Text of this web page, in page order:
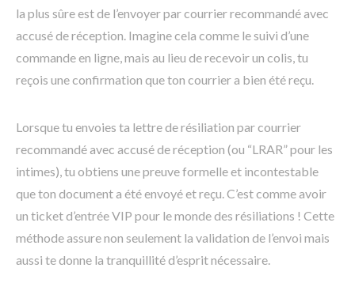
la plus sûre est de l’envoyer par courrier recommandé avec
accusé de réception. Imagine cela comme le suivi d’une
commande en ligne, mais au lieu de recevoir un colis, tu
reçois une confirmation que ton courrier a bien été reçu.
Lorsque tu envoies ta lettre de résiliation par courrier
recommandé avec accusé de réception (ou “LRAR” pour les
intimes), tu obtiens une preuve formelle et incontestable
que ton document a été envoyé et reçu. C’est comme avoir
un ticket d’entrée VIP pour le monde des résiliations ! Cette
méthode assure non seulement la validation de l’envoi mais
aussi te donne la tranquillité d’esprit nécessaire.